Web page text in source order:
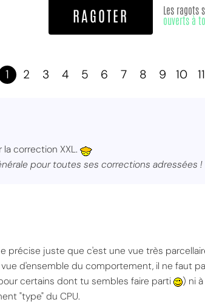
RAGOTER
Les ragots
ouverts à
1 2 3 4 5 6 7 8 9 10 11
correction XXL.
pour toutes ses corrections adressées !
précise juste que c'est une vue très
d'ensemble du comportement, il ne faut
certains dont tu sembles faire parti
) ni
"type" du CPU.